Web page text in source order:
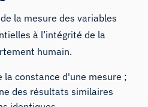
la mesure des variables
à l’intégrité de la
humain.
la constance d'une mesure ;
des résultats similaires